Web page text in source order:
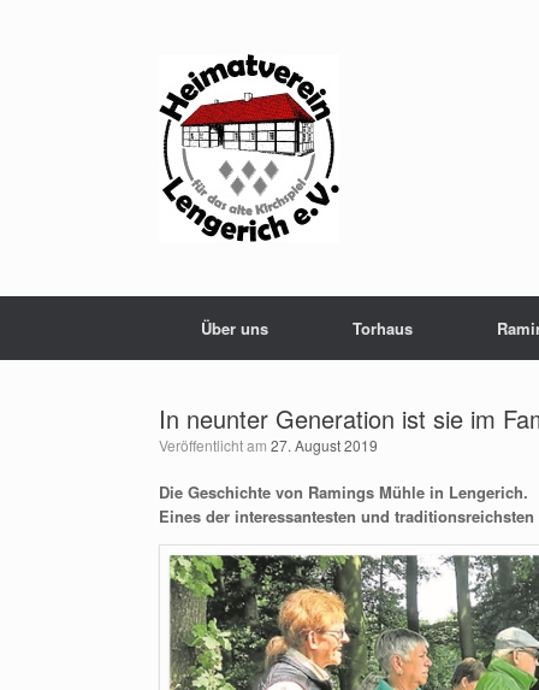
Über uns Torhaus
In neunter Generation ist sie im
Veröffentlicht am 27. August 2019
Die Geschichte von Ramings Mühle in Lengerich.
Eines der interessantesten und